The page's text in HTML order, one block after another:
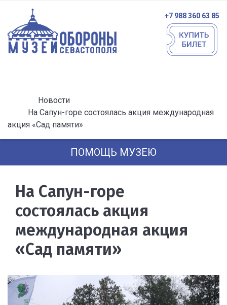
+7 988 360 63 85
Новости
На Сапун-горе состоялась акция международная
акция «Сад памяти»
ПОМОЩЬ МУЗЕЮ
На Сапун-горе
состоялась акция
международная акция
«Сад памяти»